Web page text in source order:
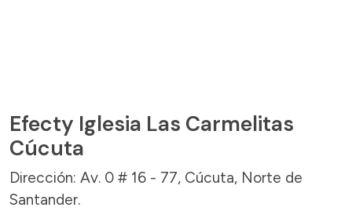
Efecty Iglesia Las Carmelitas
Cúcuta
Dirección: Av. 0 # 16 - 77, Cúcuta, Norte de
Santander.